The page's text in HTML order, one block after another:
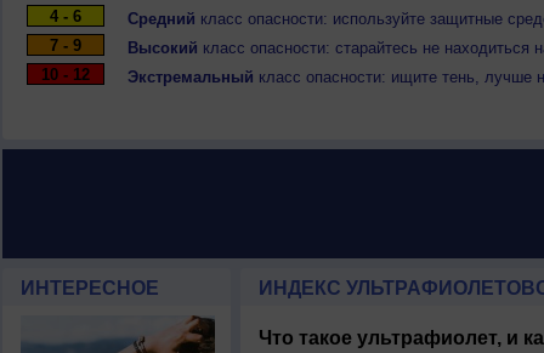
4 - 6
Средний класс опасности: используйте защитные
7 - 9
Высокий класс опасности: старайтесь не
10 - 12
Экстремальный класс опасности: ищите тень, лучше
ИНТЕРЕСНОЕ ИНДЕКС
Что такое ультрафиолет, и